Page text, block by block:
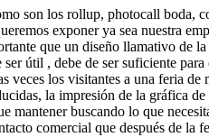
son los rollup, photocall boda,
exponer ya sea nuestra
que un diseño llamativo de
útil , debe de ser suficiente
veces los visitantes a una feria
la impresión de la gráfica
buscando lo que
comercial que después de